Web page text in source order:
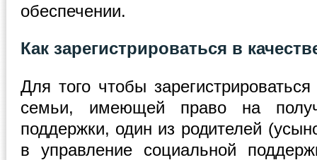
обеспечении.
Как зарегистрироваться в
Для того чтобы
семьи, имеющей право на
поддержки, один из родителей
в управление социальной